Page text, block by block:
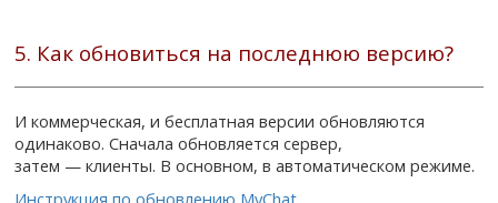
5. Как обновиться на последнюю версию?
И коммерческая, и бесплатная версии обновляются
одинаково. Сначала обновляется сервер,
затем — клиенты. В основном, в автоматическом режиме.